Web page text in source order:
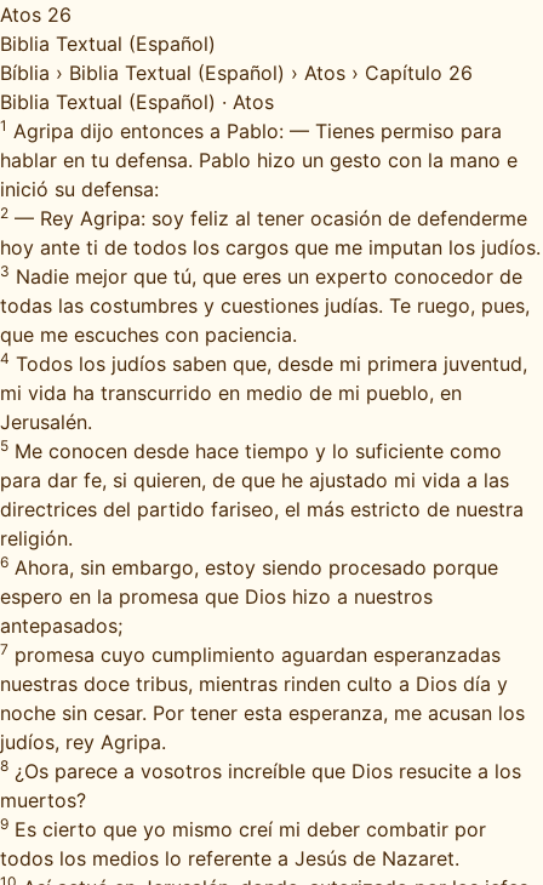
Atos 26
Biblia Textual (Español)
Bíblia › Biblia Textual (Español) › Atos › Capítulo 26
Biblia Textual (Español) · Atos
1 Agripa dijo entonces a Pablo: — Tienes permiso para
hablar en tu defensa. Pablo hizo un gesto con la mano e
inició su defensa:
2 — Rey Agripa: soy feliz al tener ocasión de defenderme
hoy ante ti de todos los cargos que me imputan los judíos.
3 Nadie mejor que tú, que eres un experto conocedor de
todas las costumbres y cuestiones judías. Te ruego, pues,
que me escuches con paciencia.
4 Todos los judíos saben que, desde mi primera juventud,
mi vida ha transcurrido en medio de mi pueblo, en
Jerusalén.
5 Me conocen desde hace tiempo y lo suficiente como
para dar fe, si quieren, de que he ajustado mi vida a las
directrices del partido fariseo, el más estricto de nuestra
religión.
6 Ahora, sin embargo, estoy siendo procesado porque
espero en la promesa que Dios hizo a nuestros
antepasados;
7 promesa cuyo cumplimiento aguardan esperanzadas
nuestras doce tribus, mientras rinden culto a Dios día y
noche sin cesar. Por tener esta esperanza, me acusan los
judíos, rey Agripa.
8 ¿Os parece a vosotros increíble que Dios resucite a los
muertos?
9 Es cierto que yo mismo creí mi deber combatir por
todos los medios lo referente a Jesús de Nazaret.